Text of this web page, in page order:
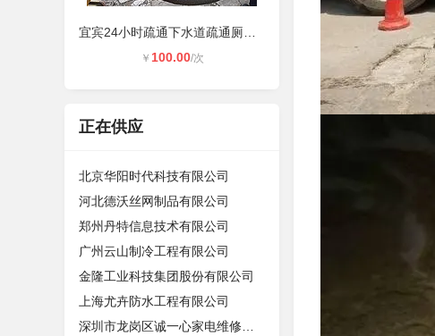
￥ 100.00/次
正在供应
北京华阳时代科技有限公司
河北德沃丝网制品有限公司
郑州丹特信息技术有限公司
广州云山制冷工程有限公司
金隆工业科技集团股份有限公司
上海尤卉防水工程有限公司